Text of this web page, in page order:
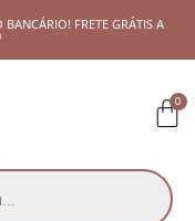
FRETE GRÁTIS A
0